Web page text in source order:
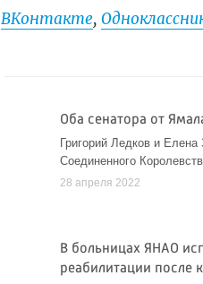
ВКонтакте,
Оба сенатора от
Григорий Ледков и
Соединенного
28 апреля 2022
В больницах ЯНАО
реабилитации после